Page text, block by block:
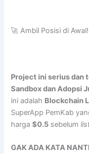
🚀 Ambil Posisi di Awal!
Project ini serius dan
Sandbox dan Adopsi
ini adalah Blockchain
SuperApp PemKab
harga$0.5 sebelum
GAK ADA KATA